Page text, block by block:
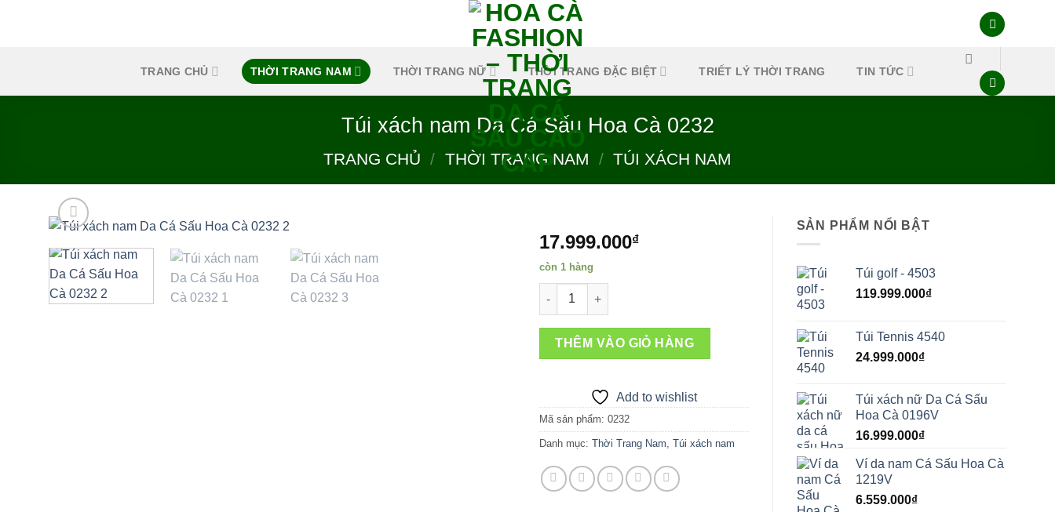
TRANG CHỦ THỜI TRANG NAM THỜI TRANG NỮ THỜI TRANG ĐẶC BIỆT TRIẾT LÝ THỜI TRANG TIN TỨC
Túi xách nam Da Cá Sấu Hoa Cà 0232
TRANG CHỦ / THỜI TRANG NAM / TÚI XÁCH NAM
17.999.000₫
còn 1 hàng
Túi xách nam Da Cá Sấu Hoa Cà 0232 số lượng
THÊM VÀO GIỎ HÀNG
Add to wishlist
Mã sản phẩm: 0232
Danh mục: Thời Trang Nam, Túi xách nam
SẢN PHẨM NỔI BẬT
Túi golf - 4503
119.999.000₫
Túi Tennis 4540
24.999.000₫
Túi xách nữ Da Cá Sấu
Hoa Cà 0196V
16.999.000₫
Ví da nam Cá Sấu Hoa Cà
1219V
6.559.000₫